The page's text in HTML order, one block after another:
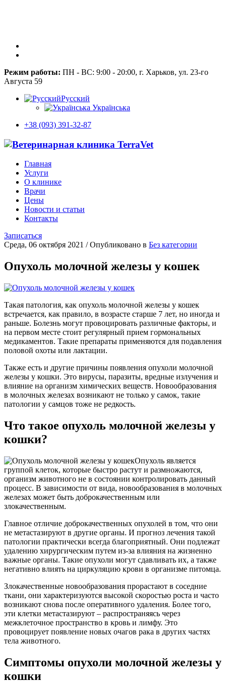
Режим работы: ПН - ВС: 9:00 - 20:00, г. Харьков, ул. 23-го
Августа 59
Русский
Українська
+38 (093) 391-32-87
Главная
Услуги
О клинике
Врачи
Цены
Новости и статьи
Контакты
Записаться
Среда, 06 октября 2021 /Опубликовано в Без категории
Опухоль молочной железы у кошек
Такая патология, как опухоль молочной железы у кошек
встречается, как правило, в возрасте старше 7 лет, но иногда и
раньше. Болезнь могут провоцировать различные факторы, и
на первом месте стоит регулярный прием гормональных
медикаментов. Такие препараты применяются для подавления
половой охоты или лактации.
Также есть и другие причины появления опухоли молочной
железы у кошки. Это вирусы, паразиты, вредные излучения и
влияние на организм химических веществ. Новообразования
в молочных железах возникают не только у самок, такие
патологии у самцов тоже не редкость.
Что такое опухоль молочной железы у
кошки?
Опухоль является
группой клеток, которые быстро растут и размножаются,
организм животного не в состоянии контролировать данный
процесс. В зависимости от вида, новообразования в молочных
железах может быть доброкачественным или
злокачественным.
Главное отличие доброкачественных опухолей в том, что они
не метастазируют в другие органы. И прогноз лечения такой
патологии практически всегда благоприятный. Они подлежат
удалению хирургическим путем из-за влияния на жизненно
важные органы. Такие опухоли могут сдавливать их, а также
негативно влиять на циркуляцию крови в организме питомца.
Злокачественные новообразования прорастают в соседние
ткани, они характеризуются высокой скоростью роста и часто
возникают снова после оперативного удаления. Более того,
эти клетки метастазируют – распространяясь через
межклеточное пространство в кровь и лимфу. Это
провоцирует появление новых очагов рака в других частях
тела животного.
Симптомы опухоли молочной железы у
кошки